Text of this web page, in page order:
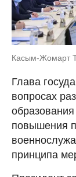
Касым-Жомарт
Глава
вопросах
повышения
принципа